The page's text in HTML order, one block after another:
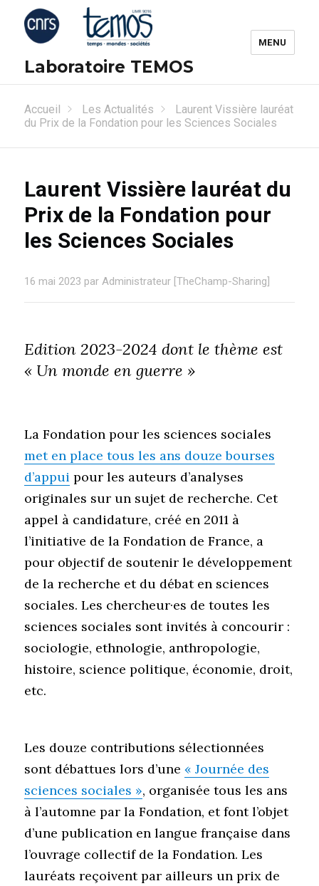
Laboratoire TEMOS
MENU
Accueil Les Actualités
Laurent Vissière lauréat
du Prix de la Fondation pour les Sciences Sociales
Laurent Vissière lauréat du
Prix de la Fondation pour
les Sciences Sociales
16 mai 2023 par Administrateur [TheChamp-Sharing]
Edition 2023-2024 dont le thème est
« Un monde en guerre »
La Fondation pour les sciences sociales
met en place tous les ans douze bourses
d’appui pour les auteurs d’analyses
originales sur un sujet de recherche. Cet
appel à candidature, créé en 2011 à
l’initiative de la Fondation de France, a
pour objectif de soutenir le développement
de la recherche et du débat en sciences
sociales. Les chercheur·es de toutes les
sciences sociales sont invités à concourir :
sociologie, ethnologie, anthropologie,
histoire, science politique, économie, droit,
etc.
Les douze contributions sélectionnées
sont débattues lors d’une« Journée des
sciences sociales », organisée tous les ans
à l’automne par la Fondation, et font l’objet
d’une publication en langue française dans
l’ouvrage collectif de la Fondation. Les
lauréats reçoivent par ailleurs un prix de